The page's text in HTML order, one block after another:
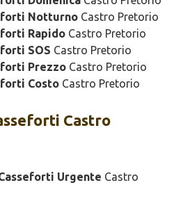
Notturno Castro Pretorio
Rapido Castro Pretorio
SOS Castro Pretorio
Prezzo Castro Pretorio
Costo Castro Pretorio
Castro
Urgente Castro